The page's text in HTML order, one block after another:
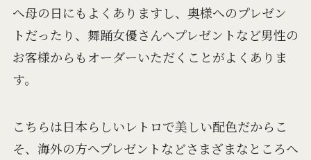
へ母の日にもよくありますし、奥様へのプレゼン
トだったり、舞踊女優さんへプレゼントなど男性の
お客様からもオーダーいただくことがよくありま
す。
こちらは日本らしいレトロで美しい配色だからこ
そ、海外の方へプレゼントなどさまざまなところへ